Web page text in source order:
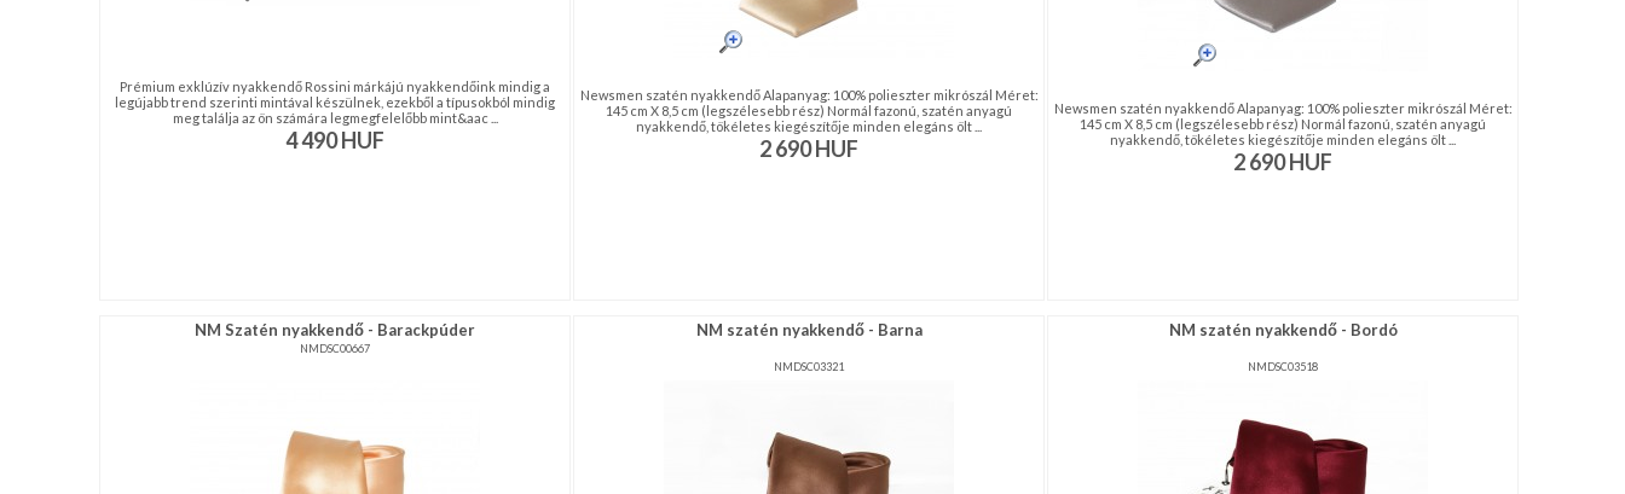
Prémium exklúzív nyakkendő Rossini márkájú nyakkendőink mindig a
legújabb trend szerinti mintával készülnek, ezekből a típusokból mindig
meg találja az ön számára legmegfelelőbb mint&aac ...
4 490HUF
Newsmen szatén nyakkendő Alapanyag: 100% polieszter mikrószál Méret:
145 cm X 8,5 cm (legszélesebb rész) Normál fazonú, szatén anyagú
nyakkendő, tökéletes kiegészítője minden elegáns ölt ...
2 690HUF
Newsmen szatén nyakkendő Alapanyag: 100% polieszter mikrószál Méret:
145 cm X 8,5 cm (legszélesebb rész) Normál fazonú, szatén anyagú
nyakkendő, tökéletes kiegészítője minden elegáns ölt ...
2 690HUF
NM Szatén nyakkendő - Barackpúder
NMDSC00667
NM szatén nyakkendő - Barna
NMDSC03321
NM szatén nyakkendő - Bordó
NMDSC03518